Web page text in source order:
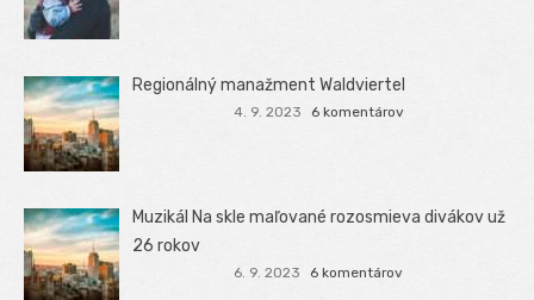
Regionálný manažment Waldviertel
4. 9. 2023 6 komentárov
Muzikál Na skle maľované rozosmieva divákov už
26 rokov
6. 9. 2023 6 komentárov